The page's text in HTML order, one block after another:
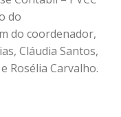
do
do coordenador,
Cláudia Santos,
Rosélia Carvalho.